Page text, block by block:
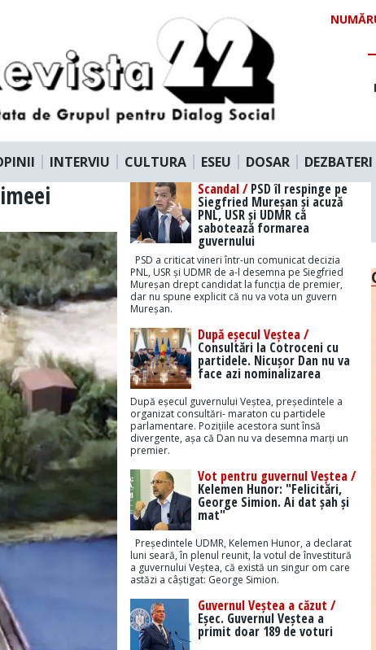
INTERVIU CULTURA ESEU DOSAR DEZBATERI
Scandal /PSD îl respinge pe
Siegfried Mureșan și acuză
PNL, USR și UDMR că
sabotează formarea
guvernului
PSD a criticat vineri într-un comunicat decizia
PNL, USR și UDMR de a-l desemna pe Siegfried
Mureșan drept candidat la funcția de premier,
dar nu spune explicit că nu va vota un guvern
Mureșan.
După eșecul Veștea /
Consultări la Cotroceni cu
partidele. Nicușor Dan nu va
face azi nominalizarea
După eșecul guvernului Veștea, președintele a
organizat consultări- maraton cu partidele
parlamentare. Pozițiile acestora sunt însă
divergente, așa că Dan nu va desemna marți un
premier.
Vot pentru guvernul Veștea /
Kelemen Hunor: "Felicitări,
George Simion. Ai dat șah și
mat"
Președintele UDMR, Kelemen Hunor, a declarat
luni seară, în plenul reunit, la votul de învestitură
a guvernului Veștea, că există un singur om care
astăzi a câștigat: George Simion.
Guvernul Veștea a căzut /
Eșec. Guvernul Veștea a
primit doar 189 de voturi